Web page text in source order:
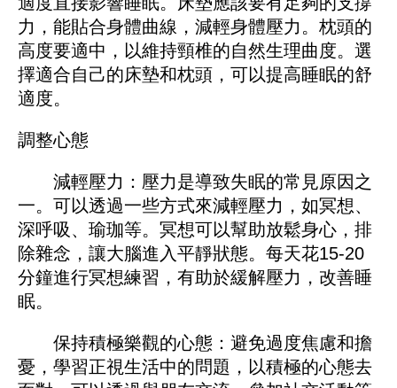
力，能貼合身體曲線，減輕身體壓力。枕頭的
高度要適中，以維持頸椎的自然生理曲度。選
擇適合自己的床墊和枕頭，可以提高睡眠的舒
適度。
調整心態
減輕壓力：壓力是導致失眠的常見原因之
一。可以透過一些方式來減輕壓力，如冥想、
深呼吸、瑜珈等。冥想可以幫助放鬆身心，排
除雜念，讓大腦進入平靜狀態。每天花15-20
分鐘進行冥想練習，有助於緩解壓力，改善睡
眠。
保持積極樂觀的心態：避免過度焦慮和擔
憂，學習正視生活中的問題，以積極的心態去